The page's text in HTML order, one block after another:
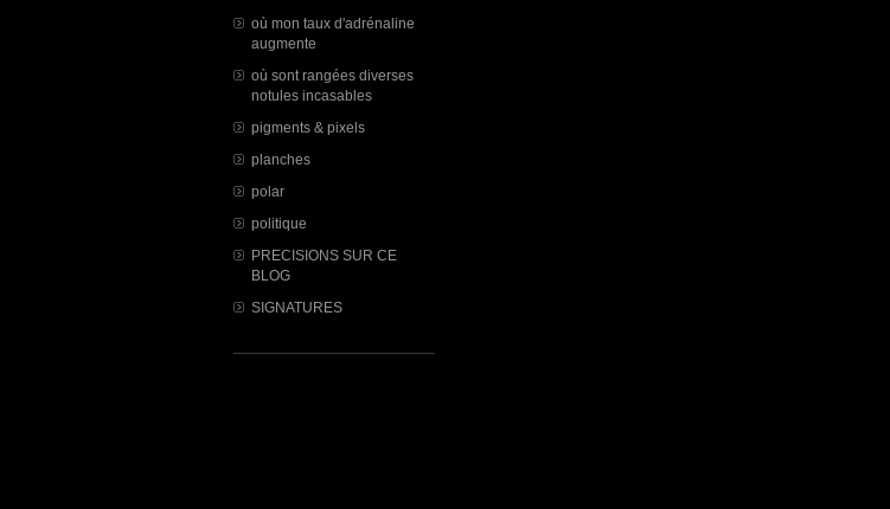
où mon taux d'adrénaline
augmente
où sont rangées diverses
notules incasables
pigments & pixels
planches
polar
politique
PRECISIONS SUR CE
BLOG
SIGNATURES